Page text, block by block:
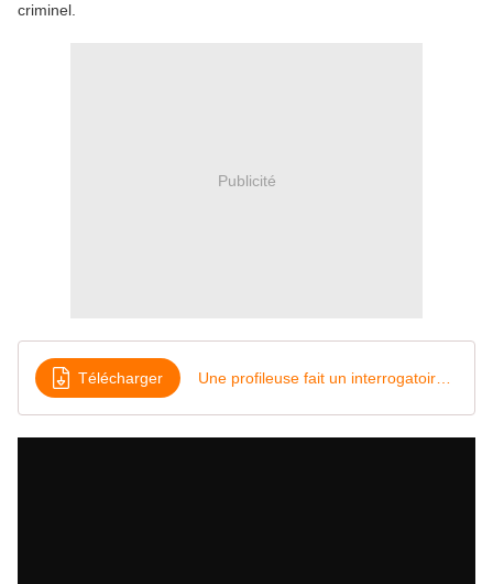
criminel.
Publicité
Télécharger